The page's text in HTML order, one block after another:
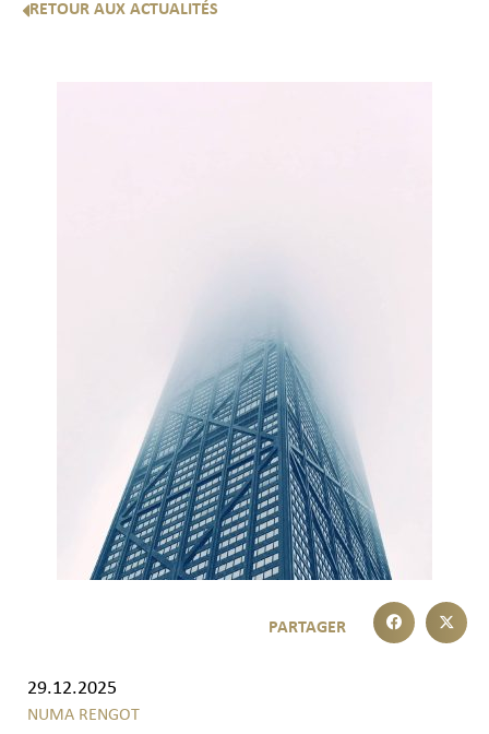
RETOUR AUX ACTUALITÉS
29.12.2025
NUMA RENGOT